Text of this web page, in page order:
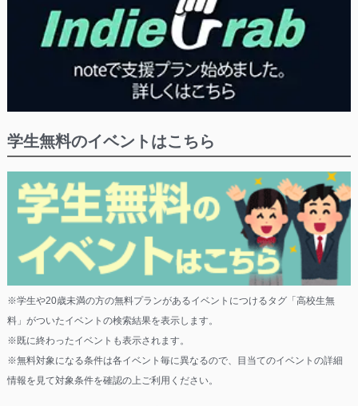
学生無料のイベントはこちら
※学生や20歳未満の方の無料プランがあるイベントにつけるタグ「高校生無
料」がついたイベントの検索結果を表示します。
※既に終わったイベントも表示されます。
※無料対象になる条件は各イベント毎に異なるので、目当てのイベントの詳細
情報を見て対象条件を確認の上ご利用ください。